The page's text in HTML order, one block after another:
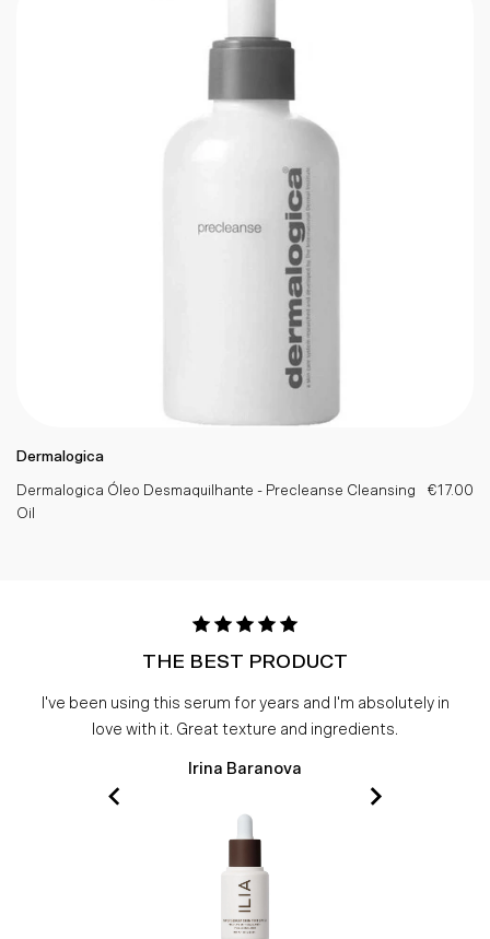
Dermalogica
Dermalogica Óleo Desmaquilhante - Precleanse Cleansing
Oil
€17.00
THE BEST PRODUCT
I've been using this serum for years and I'm absolutely in
love with it. Great texture and ingredients.
Irina Baranova